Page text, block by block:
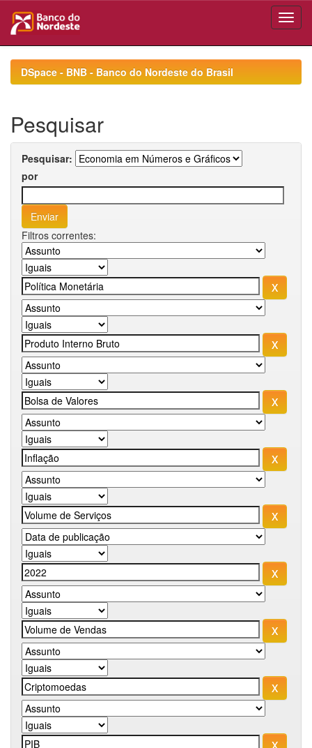
navigationDSpace - BNB - Banco do Nordeste do Brasil
Pesquisar
Pesquisar:
por
Filtros correntes: